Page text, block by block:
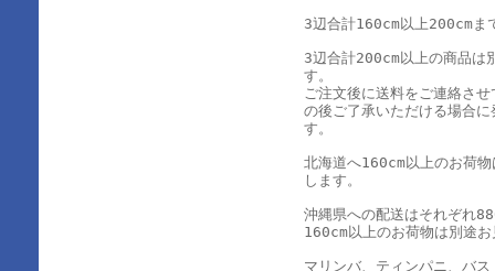
3辺合計160cm以上200cm
3辺合計200cm以上の商品は
す。
ご注文後に送料をご連絡さ
の後ご了承いただける場合
す。
北海道へ160cm以上のお荷
します。
沖縄県への配送はそれぞれ
160cm以上のお荷物は別途
マリンバ、ティンパニ、バ